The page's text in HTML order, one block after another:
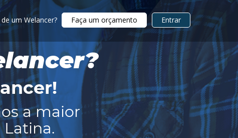
um Welancer? Faça um orçamento Entrar
!
a maior